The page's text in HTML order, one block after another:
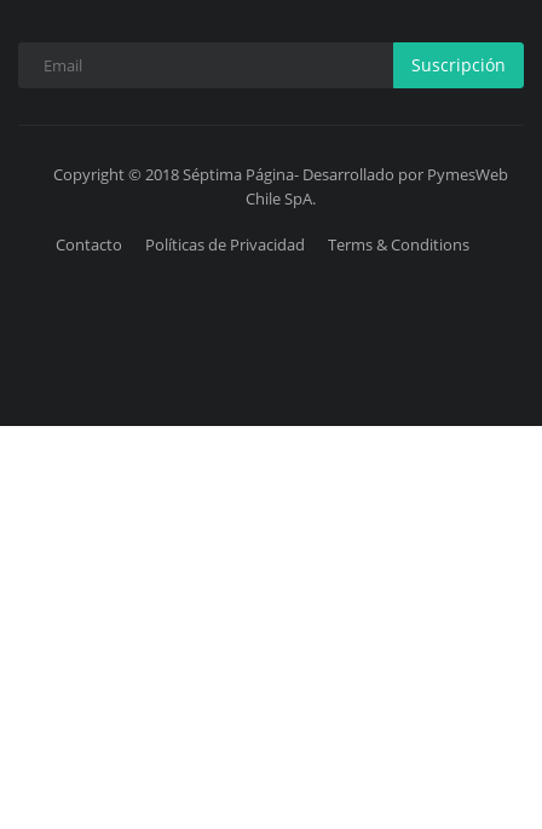
Suscripción
Copyright © 2018 Séptima Página- Desarrollado por PymesWeb
Chile SpA.
Contacto Políticas de Privacidad Terms & Conditions